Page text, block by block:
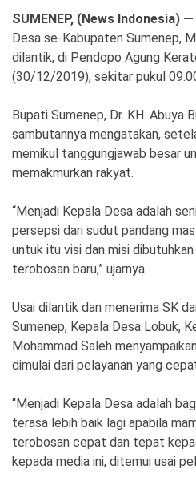
SosBud
Sosial Budaya
Ekonomi Olahraga
Indeks Birokrasi
©
2026
News
Indonesia
.
All
Reserve
SUMENEP, (News Indonesia) —
Desa se-Kabupaten Sumenep,
dilantik, di Pendopo Agung
(30/12/2019), sekitar pukul
Bupati Sumenep, Dr. KH. Abuya
sambutannya mengatakan,
memikul tanggungjawab besar
memakmurkan rakyat.
“Menjadi Kepala Desa adalah
persepsi dari sudut pandang
untuk itu visi dan misi
terobosan baru,” ujarnya.
Usai dilantik dan menerima SK
Sumenep, Kepala Desa Lobuk,
Mohammad Saleh
dimulai dari pelayanan yang
“Menjadi Kepala Desa adalah
terasa lebih baik lagi apabila
terobosan cepat dan tepat
kepada media ini, ditemui usai